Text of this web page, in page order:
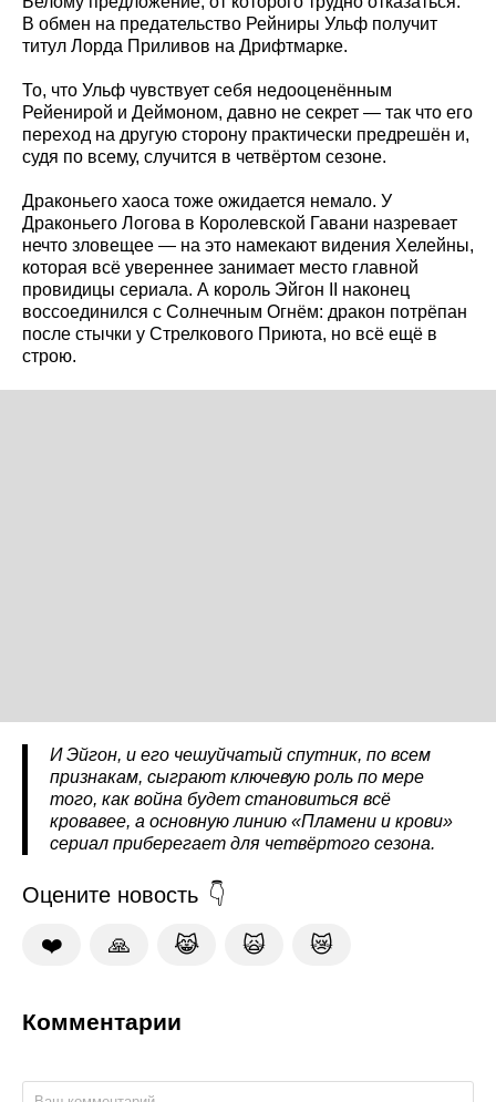
В обмен на предательство Рейниры Ульф получит
титул Лорда Приливов на Дрифтмарке.
То, что Ульф чувствует себя недооценённым
Рейенирой и Деймоном, давно не секрет — так что его
переход на другую сторону практически предрешён и,
судя по всему, случится в четвёртом сезоне.
Драконьего хаоса тоже ожидается немало. У
Драконьего Логова в Королевской Гавани назревает
нечто зловещее — на это намекают видения Хелейны,
которая всё увереннее занимает место главной
провидицы сериала. А король Эйгон II наконец
воссоединился с Солнечным Огнём: дракон потрёпан
после стычки у Стрелкового Приюта, но всё ещё в
строю.
И Эйгон, и его чешуйчатый спутник, по всем
признакам, сыграют ключевую роль по мере
того, как война будет становиться всё
кровавее, а основную линию «Пламени и крови»
сериал приберегает для четвёртого сезона.
Оцените новость
❤️ 🙏 😹 🙀 😿
Комментарии